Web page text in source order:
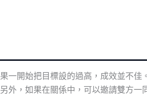
一開始把目標設的過高，成效並不佳
外，如果在關係中，可以邀請雙方一